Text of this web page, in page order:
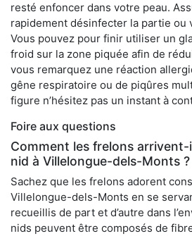
resté enfoncer dans votre peau.
rapidement désinfecter la partie ou
Vous pouvez pour finir utiliser un
froid sur la zone piquée afin de
vous remarquez une réaction
gêne respiratoire ou de piqûres
figure n’hésitez pas un instant à
Foire aux questions
Comment les frelons
nid à Villelongue-dels-Monts ?
Sachez que les frelons adorent
Villelongue-dels-Monts en se
recueillis de part et d’autre dans
nids peuvent être composés de